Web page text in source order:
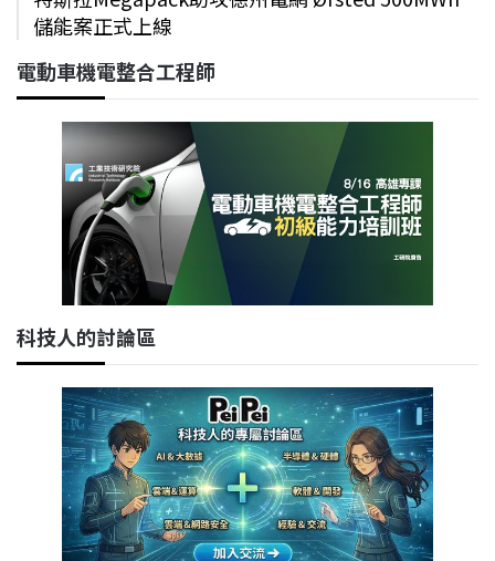
儲能案正式上線
電動車機電整合工程師
科技人的討論區